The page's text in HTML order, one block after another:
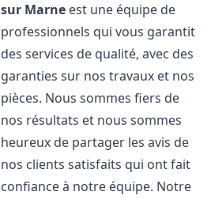
sur Marne est une équipe de
professionnels qui vous garantit
des services de qualité, avec des
garanties sur nos travaux et nos
pièces. Nous sommes fiers de
nos résultats et nous sommes
heureux de partager les avis de
nos clients satisfaits qui ont fait
confiance à notre équipe. Notre